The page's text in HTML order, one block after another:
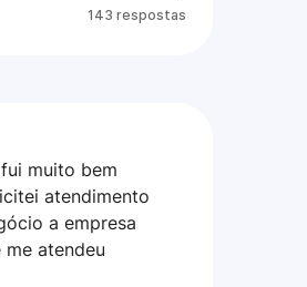
143 respostas
muito bem
atendimento
a empresa
atendeu